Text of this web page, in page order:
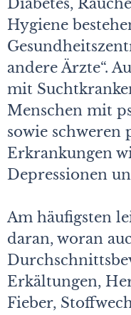
Diabetes,
Hygiene
andere Ärzte“.
mit
Menschen mit
sowie schweren
Erkrankungen
Depressionen
Am häufigsten
daran, woran
Erkältungen,
Fieber,